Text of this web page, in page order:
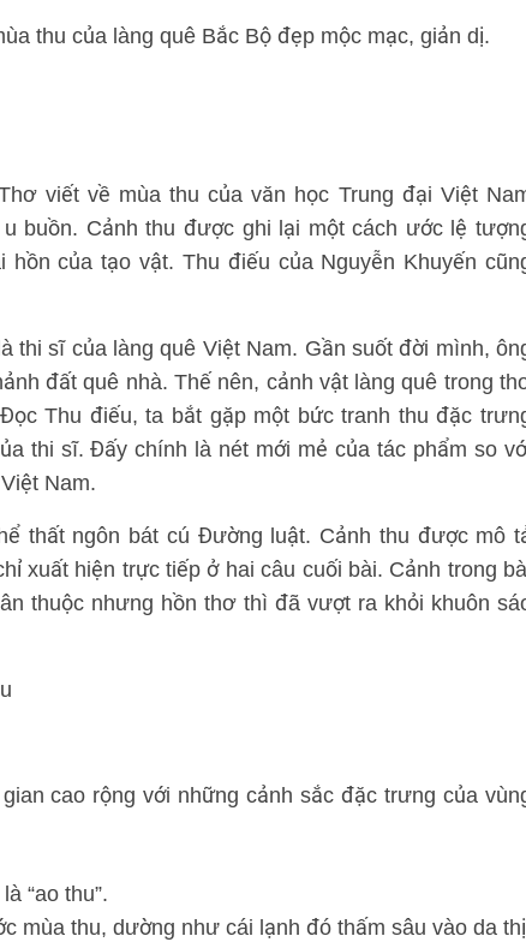
thu của làng quê Bắc Bộ đẹp mộc mạc, giản dị.
viết về mùa thu của văn học Trung đại Việt
buồn. Cảnh thu được ghi lại một cách ước lệ
của tạo vật. Thu điếu của Nguyễn Khuyến
thi sĩ của làng quê Việt Nam. Gần suốt đời mình,
đất quê nhà. Thế nên, cảnh vật làng quê trong
Thu điếu, ta bắt gặp một bức tranh thu đặc
thi sĩ. Đấy chính là nét mới mẻ của tác phẩm so
Nam.
thất ngôn bát cú Đường luật. Cảnh thu được mô
xuất hiện trực tiếp ở hai câu cuối bài. Cảnh trong
thuộc nhưng hồn thơ thì đã vượt ra khỏi khuôn
cao rộng với những cảnh sắc đặc trưng của
“ao thu”.
mùa thu, dường như cái lạnh đó thấm sâu vào da